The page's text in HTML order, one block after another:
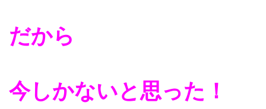
だから
今しかないと思った！